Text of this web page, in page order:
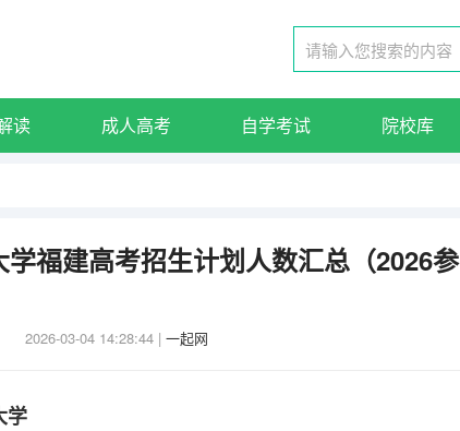
读 成人高考 自学考试 院校库
福建高考招生计划人数汇总（2026参
2026-03-04 14:28:44 | 一起网
学